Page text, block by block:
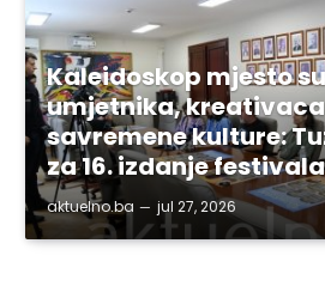
Kaleidoskop mjesto
umjetnika,
savremene kulture:
za 16. izdanje festivala
aktuelno.ba jul 27, 2026